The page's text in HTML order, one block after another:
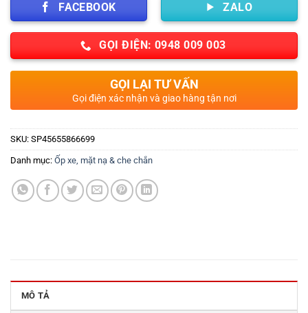
FACEBOOK ZALO
GỌI ĐIỆN: 0948 009 003
GỌI LẠI TƯ VẤN
Gọi điện xác nhận và giao hàng tận nơi
SKU: SP45655866699
Danh mục: Ốp xe, mặt nạ & che chắn
MÔ TẢ